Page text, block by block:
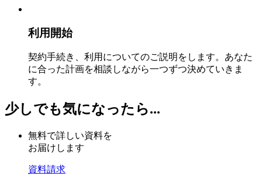
利用開始
契約手続き、利用についてのご説明をします。あなた
に合った計画を相談しながら一つずつ決めていきま
す。
少しでも気になったら...
無料で詳しい資料を
お届けします
資料請求